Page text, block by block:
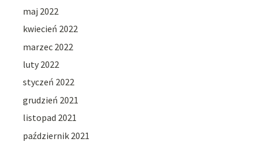
maj 2022
kwiecień 2022
marzec 2022
luty 2022
styczeń 2022
grudzień 2021
listopad 2021
październik 2021